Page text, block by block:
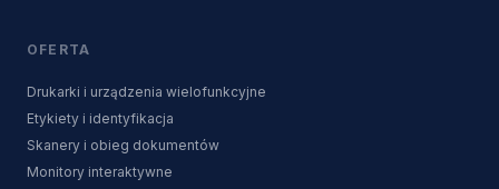
OFERTA
Drukarki i urządzenia wielofunkcyjne
Etykiety i identyfikacja
Skanery i obieg dokumentów
Monitory interaktywne